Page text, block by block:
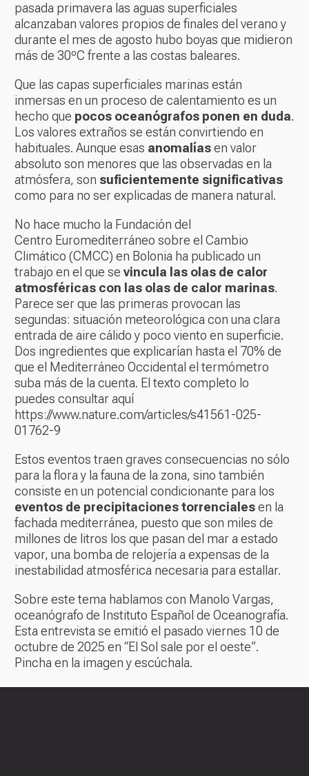
pasada primavera las aguas superficiales
alcanzaban valores propios de finales del verano y
durante el mes de agosto hubo boyas que midieron
más de 30ºC frente a las costas baleares.
Que las capas superficiales marinas están
inmersas en un proceso de calentamiento es un
hecho que pocos oceanógrafos ponen en duda.
Los valores extraños se están convirtiendo en
habituales. Aunque esas anomalíasen valor
absoluto son menores que las observadas en la
atmósfera, son suficientemente significativas
como para no ser explicadas de manera natural.
No hace mucho la Fundación del
Centro Euromediterráneo sobre el Cambio
Climático (CMCC) en Bolonia ha publicado un
trabajo en el que se vincula las olas de calor
atmosféricas con las olas de calor marinas.
Parece ser que las primeras provocan las
segundas: situación meteorológica con una clara
entrada de aire cálido y poco viento en superficie.
Dos ingredientes que explicarían hasta el 70% de
que el Mediterráneo Occidental el termómetro
suba más de la cuenta. El texto completo lo
puedes consultar aquí
https://www.nature.com/articles/s41561-025-
01762-9
Estos eventos traen graves consecuencias no sólo
para la flora y la fauna de la zona, sino también
consiste en un potencial condicionante para los
eventos de precipitaciones torrencialesen la
fachada mediterránea, puesto que son miles de
millones de litros los que pasan del mar a estado
vapor, una bomba de relojería a expensas de la
inestabilidad atmosférica necesaria para estallar.
Sobre este tema hablamos con Manolo Vargas,
oceanógrafo de Instituto Español de Oceanografía.
Esta entrevista se emitió el pasado viernes 10 de
octubre de 2025 en “El Sol sale por el oeste”.
Pincha en la imagen y escúchala.